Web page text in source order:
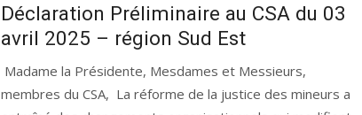
Déclaration Préliminaire au CSA du 03
avril 2025 – région Sud Est
Madame la Présidente, Mesdames et Messieurs,
membres du CSA, La réforme de la justice des mineurs a